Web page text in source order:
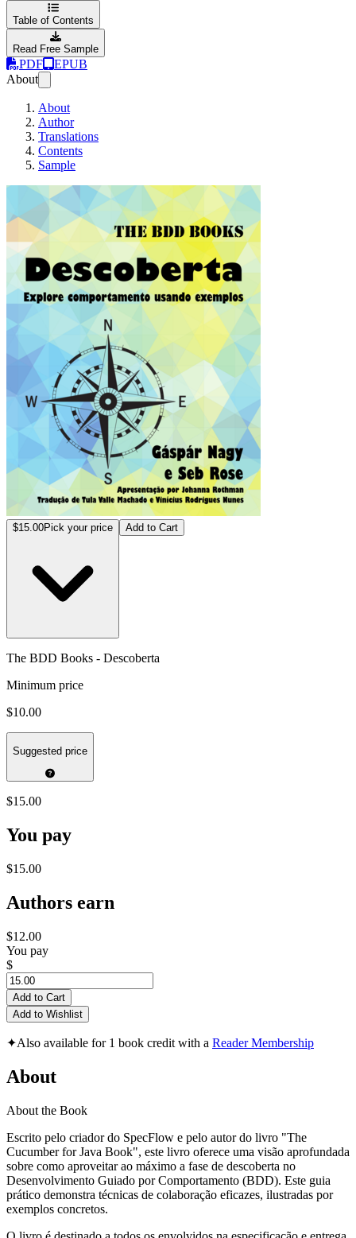
Table of Contents
Read Free Sample
PDF
EPUB
About
About
Author
Translations
Contents
Sample
$15.00Pick your price Add to Cart
The BDD Books - Descoberta
Minimum price
$10.00
Suggested price
$15.00
You pay
$15.00
Authors earn
$12.00
You pay
$
Add to Cart
Add to Wishlist
✦Also available for 1 book credit with a Reader Membership
About
About the Book
Escrito pelo criador do SpecFlow e pelo autor do livro "The
Cucumber for Java Book", este livro oferece uma visão aprofundada
sobre como aproveitar ao máximo a fase de descoberta no
Desenvolvimento Guiado por Comportamento (BDD). Este guia
prático demonstra técnicas de colaboração eficazes, ilustradas por
exemplos concretos.